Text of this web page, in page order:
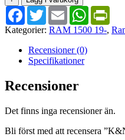
Facebook
TwitterEmail WhatsApp
Kategorier: RAM 1500 19-,
Recensioner (0)
Specifikationer
Recensioner
Det finns inga recensioner än.
Bli först med att recensera